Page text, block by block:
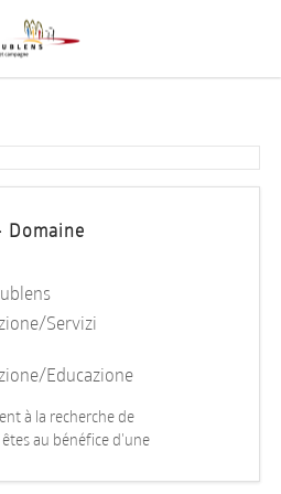
Domaine
Servizi
Educazione
à la recherche de
au bénéfice d'une
Educateur social (ES,
(HES) - Educateur de